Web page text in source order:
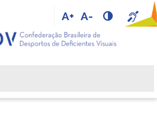
A+ A-